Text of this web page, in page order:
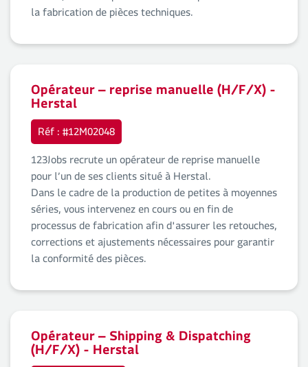
la fabrication de pièces techniques.
Opérateur – reprise manuelle (H/F/X) -
Herstal
Réf : #12M02048
123Jobs recrute un opérateur de reprise manuelle
pour l’un de ses clients situé à Herstal.
Dans le cadre de la production de petites à moyennes
séries, vous intervenez en cours ou en fin de
processus de fabrication afin d'assurer les retouches,
corrections et ajustements nécessaires pour garantir
la conformité des pièces.
Opérateur – Shipping & Dispatching
(H/F/X) - Herstal